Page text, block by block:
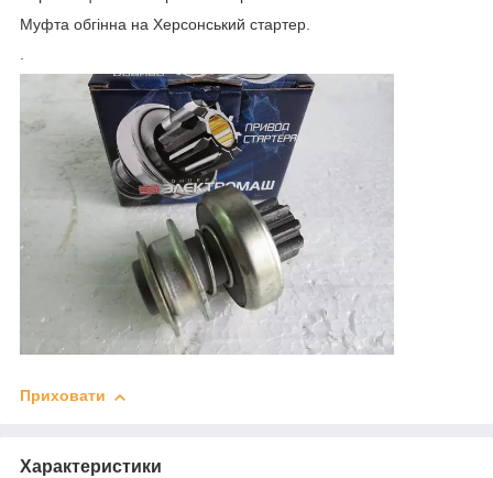
Муфта обгінна на Херсонський стартер.
.
Приховати
Характеристики